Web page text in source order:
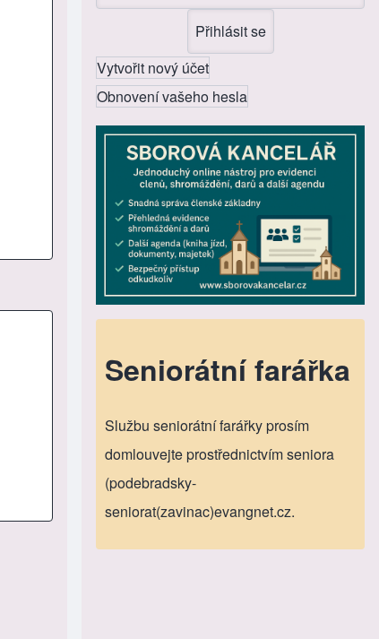
Vytvořit nový účet
Obnovení vašeho hesla
Seniorátní farářka
Službu seniorátní farářky prosím
domlouvejte prostřednictvím seniora
(podebradsky-
seniorat(zavinac)evangnet.cz.